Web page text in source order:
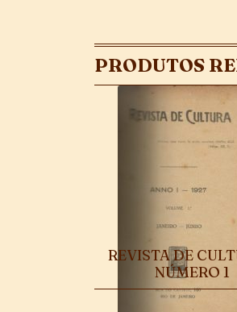
PRODUTOS
REVISTA DE
NÚMERO 1